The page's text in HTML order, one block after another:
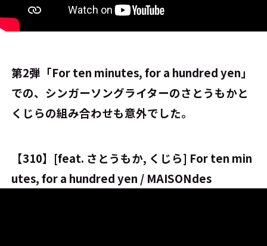
――第2弾「For ten minutes, for a hundred yen」
での、シンガーソングライターのさとうもかと
くじらの組み合わせも意外でした。
【310】[feat. さとうもか, くじら] For ten min
utes, for a hundred yen / MAISONdes